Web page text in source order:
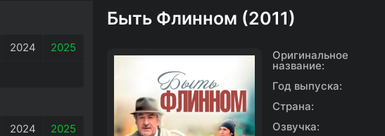
Быть Флинном (2011)
Оригинальное
название:
Год выпуска:
Страна:
Озвучка:
2024
2025
2024
2025